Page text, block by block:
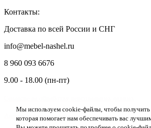
Мы используем cookie-файлы, чтобы получить
которая помогает нам обеспечивать вас
Контакты:
Доставка по всей России и СНГ
info@mebel-nashel.ru
8 960 093 6676
9.00 - 18.00 (пн-пт)
Адреса пунктов выдачи
Мы используем cookie-файлы, чтобы получить
которая помогает нам обеспечивать вас
Мы используем cookie-файлы, чтобы получить
которая помогает нам обеспечивать вас